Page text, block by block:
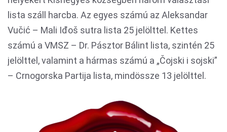
lista száll harcba. Az egyes számú az Aleksandar
Vučić – Mali Iđoš sutra lista 25 jelölttel. Kettes
számú a VMSZ – Dr. Pásztor Bálint lista, szintén 25
jelölttel, valamint a hármas számú a „Čojski i sojski”
– Crnogorska Partija lista, mindössze 13 jelölttel.